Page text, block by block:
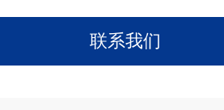
联系我们